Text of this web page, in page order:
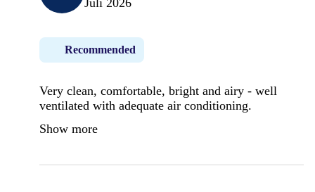
Recommended
Very clean, comfortable, bright and airy - well
ventilated with adequate air conditioning.
Show more